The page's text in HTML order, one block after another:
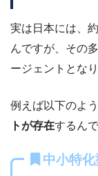
実は日本には、
んですが、その
ージェントとなり
例えば以下のよう
トが存在するんで
中小特